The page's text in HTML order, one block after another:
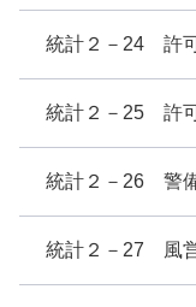
統計２－24 許
統計２－25 許
統計２－26 警
統計２－27 風